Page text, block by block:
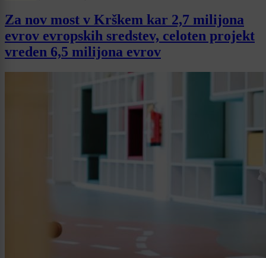
Za nov most v Krškem kar 2,7 milijona
evrov evropskih sredstev, celoten projekt
vreden 6,5 milijona evrov